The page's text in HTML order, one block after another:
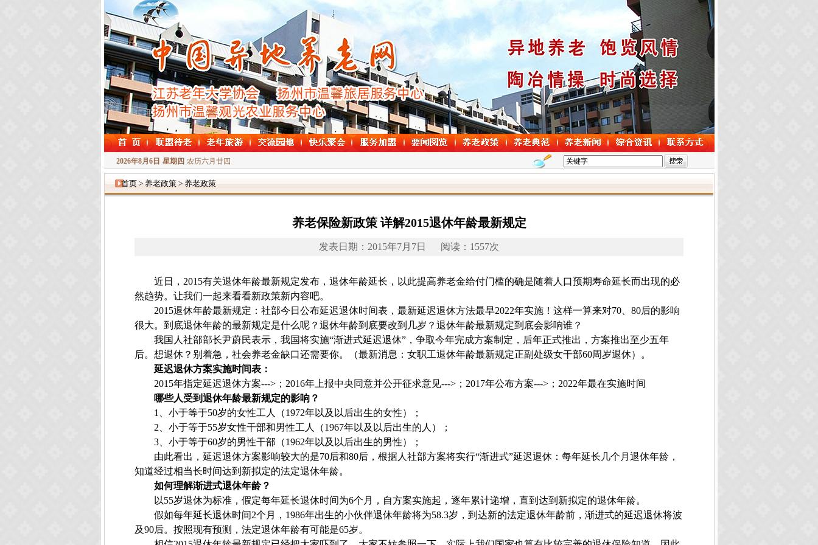
2026年8月6日 星期四 农历六月廿四
首页 > 养老政策 > 养老政策
养老保险新政策 详解2015退休年龄最新规定
发表日期：2015年7月7日 阅读：1557次
近日， 2015有关退休年龄最新规定发布，退休年龄延长，以此提高养老金给付门槛的确是随着人口预期寿命延长而出现的必
然趋势。让我们一起来看看新政策新内容吧。
2015退休年龄最新规定：社部今日公布延迟退休时间表，最新延迟退休方法最早2022年实施！这样一算来对70 80后的影响
很大。到底退休年龄的最新规定是什么呢？退休年龄到底要改到几岁？退休年龄最新规定到底会影响谁？
我国人社部部长尹蔚民表示，我国将实施“渐进式延迟退休” ，争取今年完成方案制定，后年正式推出，方案推出至少五年
后。想退休？别着急，社会养老金缺口还需要你。（最新消息：女职工退休年龄最新规定正副处级女干部60周岁退休）。
延迟退休方案实施时间表：
2015年指定延迟退休方案---> ； 2016年上报中央同意并公开征求意见---> ； 2017年公布方案---> ； 2022年最在实施时间
哪些人受到退休年龄最新规定的影响？
1
、小于等于50岁的女性工人（1972年以及以后出生的女性）；
2 、小于等于55岁女性干部和男性工人（1967年以及以后出生的人）；
3 、小于等于60岁的男性干部（1962年以及以后出生的男性）；
由此看出，延迟退休方案影响较大的是70后和80后，根据人社部方案将实行“渐进式”延迟退休：每年延长几个月退休年龄，
知道经过相当长时间达到新拟定的法定退休年龄。
如何理解渐进式退休年龄？
以55岁退休为标准，假定每年延长退休时间为6个月，自方案实施起，逐年累计递增，直到达到新拟定的退休年龄。
假如每年延长退休时间2个月， 1986年出生的小伙伴退休年龄将为58.3岁，到达新的法定退休年龄前，渐进式的延迟退休将波
及90后。按照现有预测，法定退休年龄有可能是65岁。